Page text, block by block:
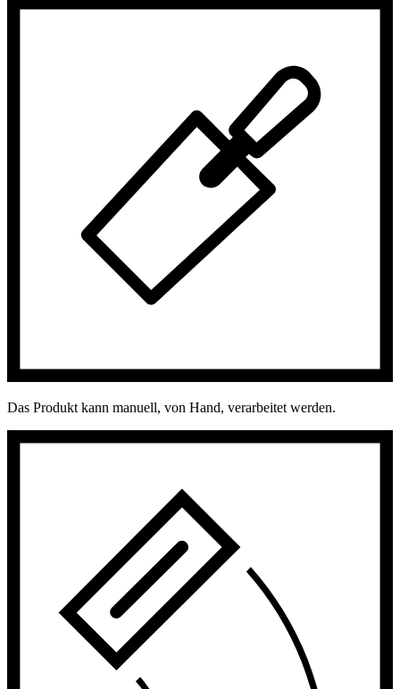
Das Produkt kann manuell, von Hand, verarbeitet werden.